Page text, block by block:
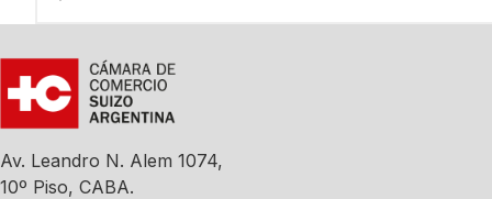
Av. Leandro N. Alem 1074,
10º Piso, CABA.